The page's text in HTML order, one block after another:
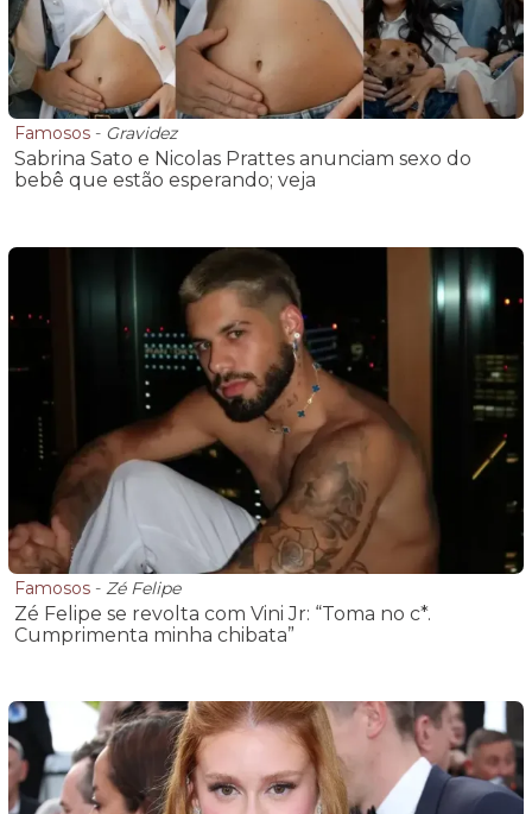
Famosos - Gravidez
Sabrina Sato e Nicolas Prattes anunciam sexo do
bebê que estão esperando; veja
Famosos - Zé Felipe
Zé Felipe se revolta com Vini Jr: “Toma no c*.
Cumprimenta minha chibata”